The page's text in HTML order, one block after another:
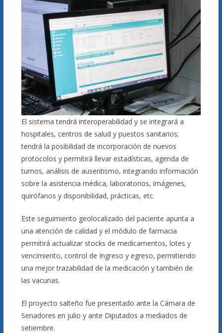
El sistema tendrá interoperabilidad y se integrará a
hospitales, centros de salud y puestos sanitarios;
tendrá la posibilidad de incorporación de nuevos
protocolos y permitirá llevar estadísticas, agenda de
turnos, análisis de ausentismo, integrando información
sobre la asistencia médica, laboratorios, imágenes,
quirófanos y disponibilidad, prácticas, etc.
Este seguimiento geolocalizado del paciente apunta a
una atención de calidad y el módulo de farmacia
permitirá actualizar stocks de medicamentos, lotes y
vencimiento, control de Ingreso y egreso, permitiendo
una mejor trazabilidad de la medicación y también de
las vacunas.
El proyecto salteño fue presentado ante la Cámara de
Senadores en julio y ante Diputados a mediados de
setiembre.